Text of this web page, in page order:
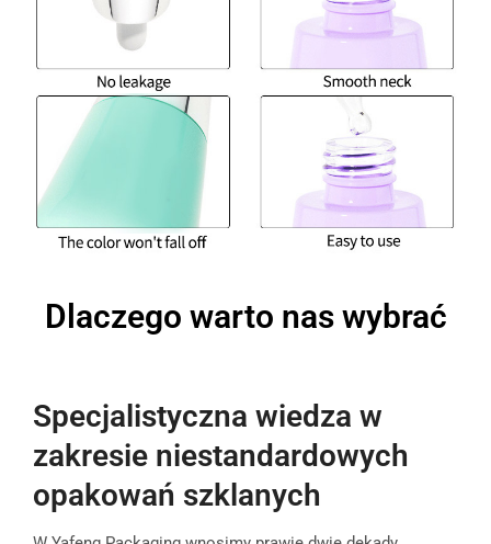
Dlaczego warto nas wybrać
Specjalistyczna wiedza w
zakresie niestandardowych
opakowań szklanych